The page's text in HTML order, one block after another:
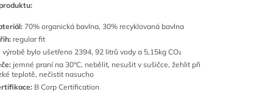
70% organická bavlna, 30% recyklovaná bavlna
regular fit
výrobě bylo ušetřeno 2394, 92 litrů vody a 5,15kg CO₂
jemné praní na 30°C, nebělit, nesušit v sušičce, žehlit při
teplotě, nečistit nasucho
B Corp Certification